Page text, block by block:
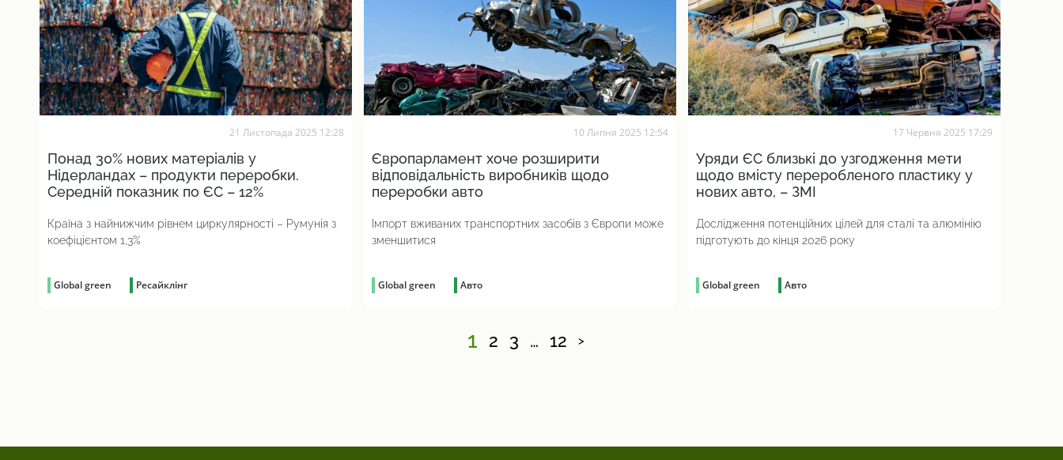
21 Листопада 2025 12:28
Понад 30% нових матеріалів у
Нідерландах – продукти переробки.
Середній показник по ЄС – 12%
Країна з найнижчим рівнем циркулярності – Румунія з
коефіцієнтом 1,3%
Global green Ресайклінг
10 Липня 2025 12:54
Європарламент хоче розширити
відповідальність виробників щодо
переробки авто
Імпорт вживаних транспортних засобів з Європи може
зменшитися
Global green Авто
17 Червня 2025 17:29
Уряди ЄС близькі до узгодження мети
щодо вмісту переробленого пластику у
нових авто, – ЗМІ
Дослідження потенційних цілей для сталі та алюмінію
підготують до кінця 2026 року
Global green Авто
1 2 3 … 12 >